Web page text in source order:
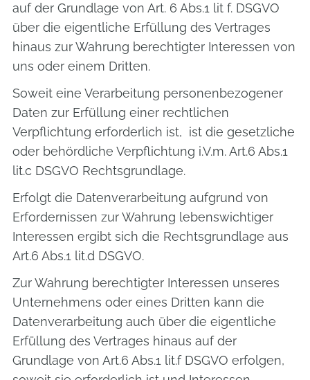
auf der Grundlage von Art. 6 Abs.1 lit f. DSGVO
über die eigentliche Erfüllung des Vertrages
hinaus zur Wahrung berechtigter Interessen von
uns oder einem Dritten.
Soweit eine Verarbeitung personenbezogener
Daten zur Erfüllung einer rechtlichen
Verpflichtung erforderlich ist, ist die gesetzliche
oder behördliche Verpflichtung i.V.m. Art.6 Abs.1
lit.c DSGVO Rechtsgrundlage.
Erfolgt die Datenverarbeitung aufgrund von
Erfordernissen zur Wahrung lebenswichtiger
Interessen ergibt sich die Rechtsgrundlage aus
Art.6 Abs.1 lit.d DSGVO.
Zur Wahrung berechtigter Interessen unseres
Unternehmens oder eines Dritten kann die
Datenverarbeitung auch über die eigentliche
Erfüllung des Vertrages hinaus auf der
Grundlage von Art.6 Abs.1 lit.f DSGVO erfolgen,